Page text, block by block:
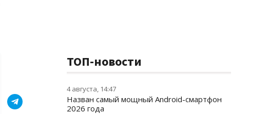
ТОП-новости
4 августа, 14:47
Назван самый мощный Android-смартфон
2026 года